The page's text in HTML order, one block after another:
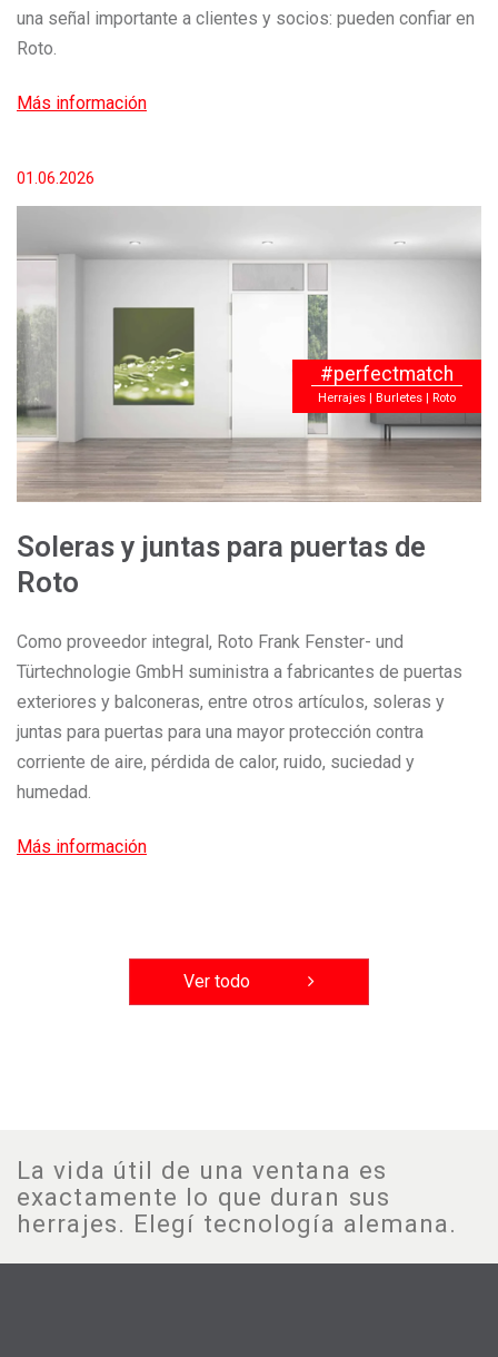
una señal importante a clientes y socios: pueden confiar en
Roto.
Más información
#perfectmatch
Herrajes | Burletes | Roto
01.06.2026
Soleras y juntas para puertas de
Roto
Como proveedor integral, Roto Frank Fenster- und
Türtechnologie GmbH suministra a fabricantes de puertas
exteriores y balconeras, entre otros artículos, soleras y
juntas para puertas para una mayor protección contra
corriente de aire, pérdida de calor, ruido, suciedad y
humedad.
Más información
Ver todo
La vida útil de una ventana es
exactamente lo que duran sus
herrajes. Elegí tecnología alemana.